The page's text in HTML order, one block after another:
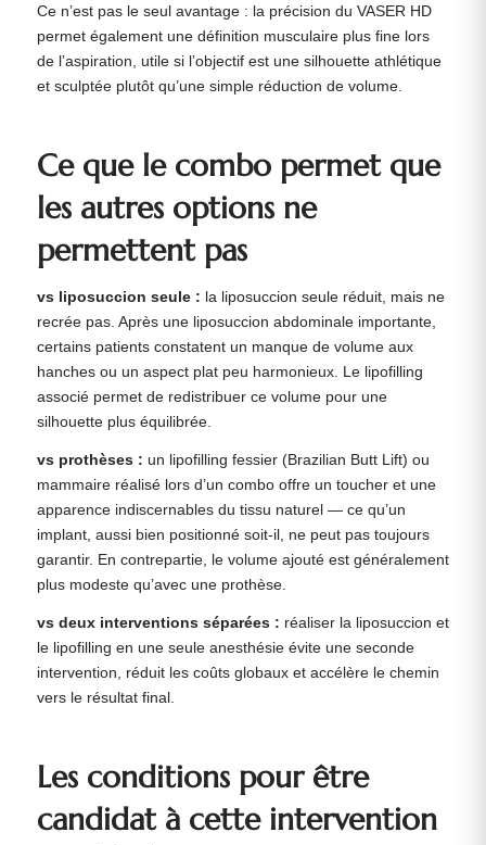
Ce n’est pas le seul avantage : la précision du VASER HD
permet également une définition musculaire plus fine lors
de l’aspiration, utile si l’objectif est une silhouette athlétique
et sculptée plutôt qu’une simple réduction de volume.
Ce que le combo permet que
les autres options ne
permettent pas
vs liposuccion seule : la liposuccion seule réduit, mais ne
recrée pas. Après une liposuccion abdominale importante,
certains patients constatent un manque de volume aux
hanches ou un aspect plat peu harmonieux. Le lipofilling
associé permet de redistribuer ce volume pour une
silhouette plus équilibrée.
vs prothèses : un lipofilling fessier (Brazilian Butt Lift) ou
mammaire réalisé lors d’un combo offre un toucher et une
apparence indiscernables du tissu naturel — ce qu’un
implant, aussi bien positionné soit-il, ne peut pas toujours
garantir. En contrepartie, le volume ajouté est généralement
plus modeste qu’avec une prothèse.
vs deux interventions séparées : réaliser la liposuccion et
le lipofilling en une seule anesthésie évite une seconde
intervention, réduit les coûts globaux et accélère le chemin
vers le résultat final.
Les conditions pour être
candidat à cette intervention